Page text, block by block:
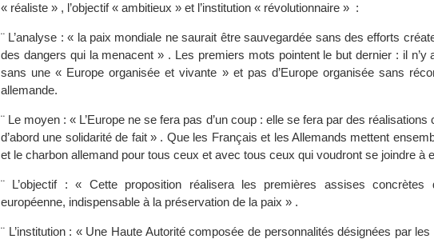
« réaliste » , l’objectif « ambitieux » et l’institution « révolutionnaire » :
¨ L’analyse : « la paix mondiale ne saurait être sauvegardée sans des efforts
des dangers qui la menacent » . Les premiers mots pointent le but dernier : il n’y
sans une « Europe organisée et vivante » et pas d’Europe organisée sans
allemande.
¨ Le moyen : « L’Europe ne se fera pas d’un coup : elle se fera par des
d’abord une solidarité de fait » . Que les Français et les Allemands mettent
et le charbon allemand pour tous ceux et avec tous ceux qui voudront se joindre à
¨ L’objectif : « Cette proposition réalisera les premières assises concrètes
européenne, indispensable à la préservation de la paix » .
¨ L’institution : « Une Haute Autorité composée de personnalités désignées par